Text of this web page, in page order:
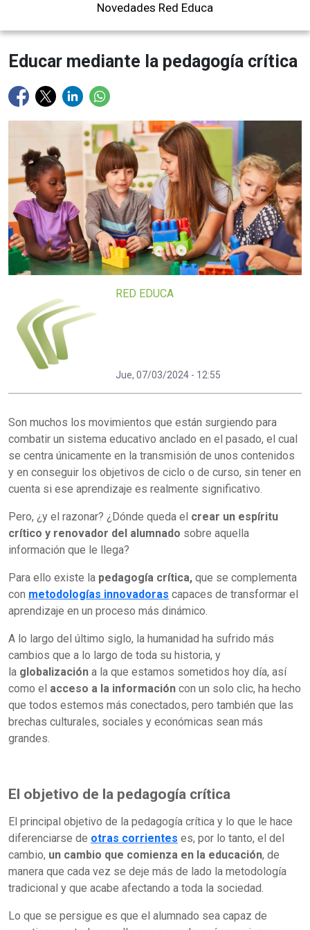
Novedades Red Educa
Educar mediante la pedagogía crítica
RED EDUCA
Jue, 07/03/2024 - 12:55
Son muchos los movimientos que están surgiendo para
combatir un sistema educativo anclado en el pasado, el cual
se centra únicamente en la transmisión de unos contenidos
y en conseguir los objetivos de ciclo o de curso, sin tener en
cuenta si ese aprendizaje es realmente significativo.
Pero, ¿y el razonar? ¿Dónde queda el crear un espíritu
crítico y renovador del alumnado sobre aquella
información que le llega?
Para ello existe la pedagogía crítica, que se complementa
con metodologías innovadoras capaces de transformar el
aprendizaje en un proceso más dinámico.
A lo largo del último siglo, la humanidad ha sufrido más
cambios que a lo largo de toda su historia, y
la globalización a la que estamos sometidos hoy día, así
como el acceso a la información con un solo clic, ha hecho
que todos estemos más conectados, pero también que las
brechas culturales, sociales y económicas sean más
grandes.
El objetivo de la pedagogía crítica
El principal objetivo de la pedagogía crítica y lo que le hace
diferenciarse de otras corrientes es, por lo tanto, el del
cambio, un cambio que comienza en la educación, de
manera que cada vez se deje más de lado la metodología
tradicional y que acabe afectando a toda la sociedad.
Lo que se persigue es que el alumnado sea capaz de